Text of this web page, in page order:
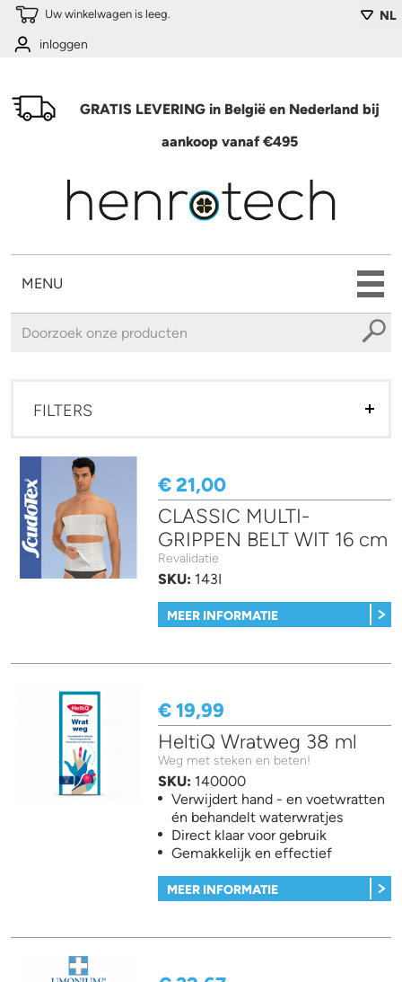
Overslaan en naar de algemene inhoud gaan NL
Uw winkelwagen is leeg.
inloggen
GRATIS LEVERING in België en Nederland bij
aankoop vanaf €495
MENU
FILTERS
€ 21,00
CLASSIC MULTI-
GRIPPEN BELT WIT 16 cm
Revalidatie
SKU: 143I
MEER INFORMATIE
€ 19,99
HeltiQ Wratweg 38 ml
Weg met steken en beten!
SKU: 140000
Verwijdert hand - en voetwratten
én behandelt waterwratjes
Direct klaar voor gebruik
Gemakkelijk en effectief
MEER INFORMATIE